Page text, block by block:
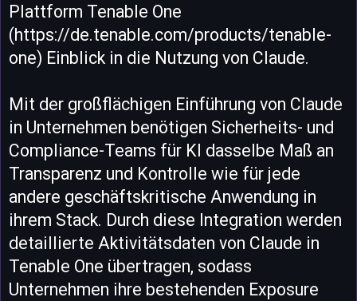
Plattform Tenable One
(https://de.tenable.com/products/tenable-
one) Einblick in die Nutzung von Claude.
Mit der großflächigen Einführung von Claude
in Unternehmen benötigen Sicherheits- und
Compliance-Teams für KI dasselbe Maß an
Transparenz und Kontrolle wie für jede
andere geschäftskritische Anwendung in
ihrem Stack. Durch diese Integration werden
detaillierte Aktivitätsdaten von Claude in
Tenable One übertragen, sodass
Unternehmen ihre bestehenden Exposure